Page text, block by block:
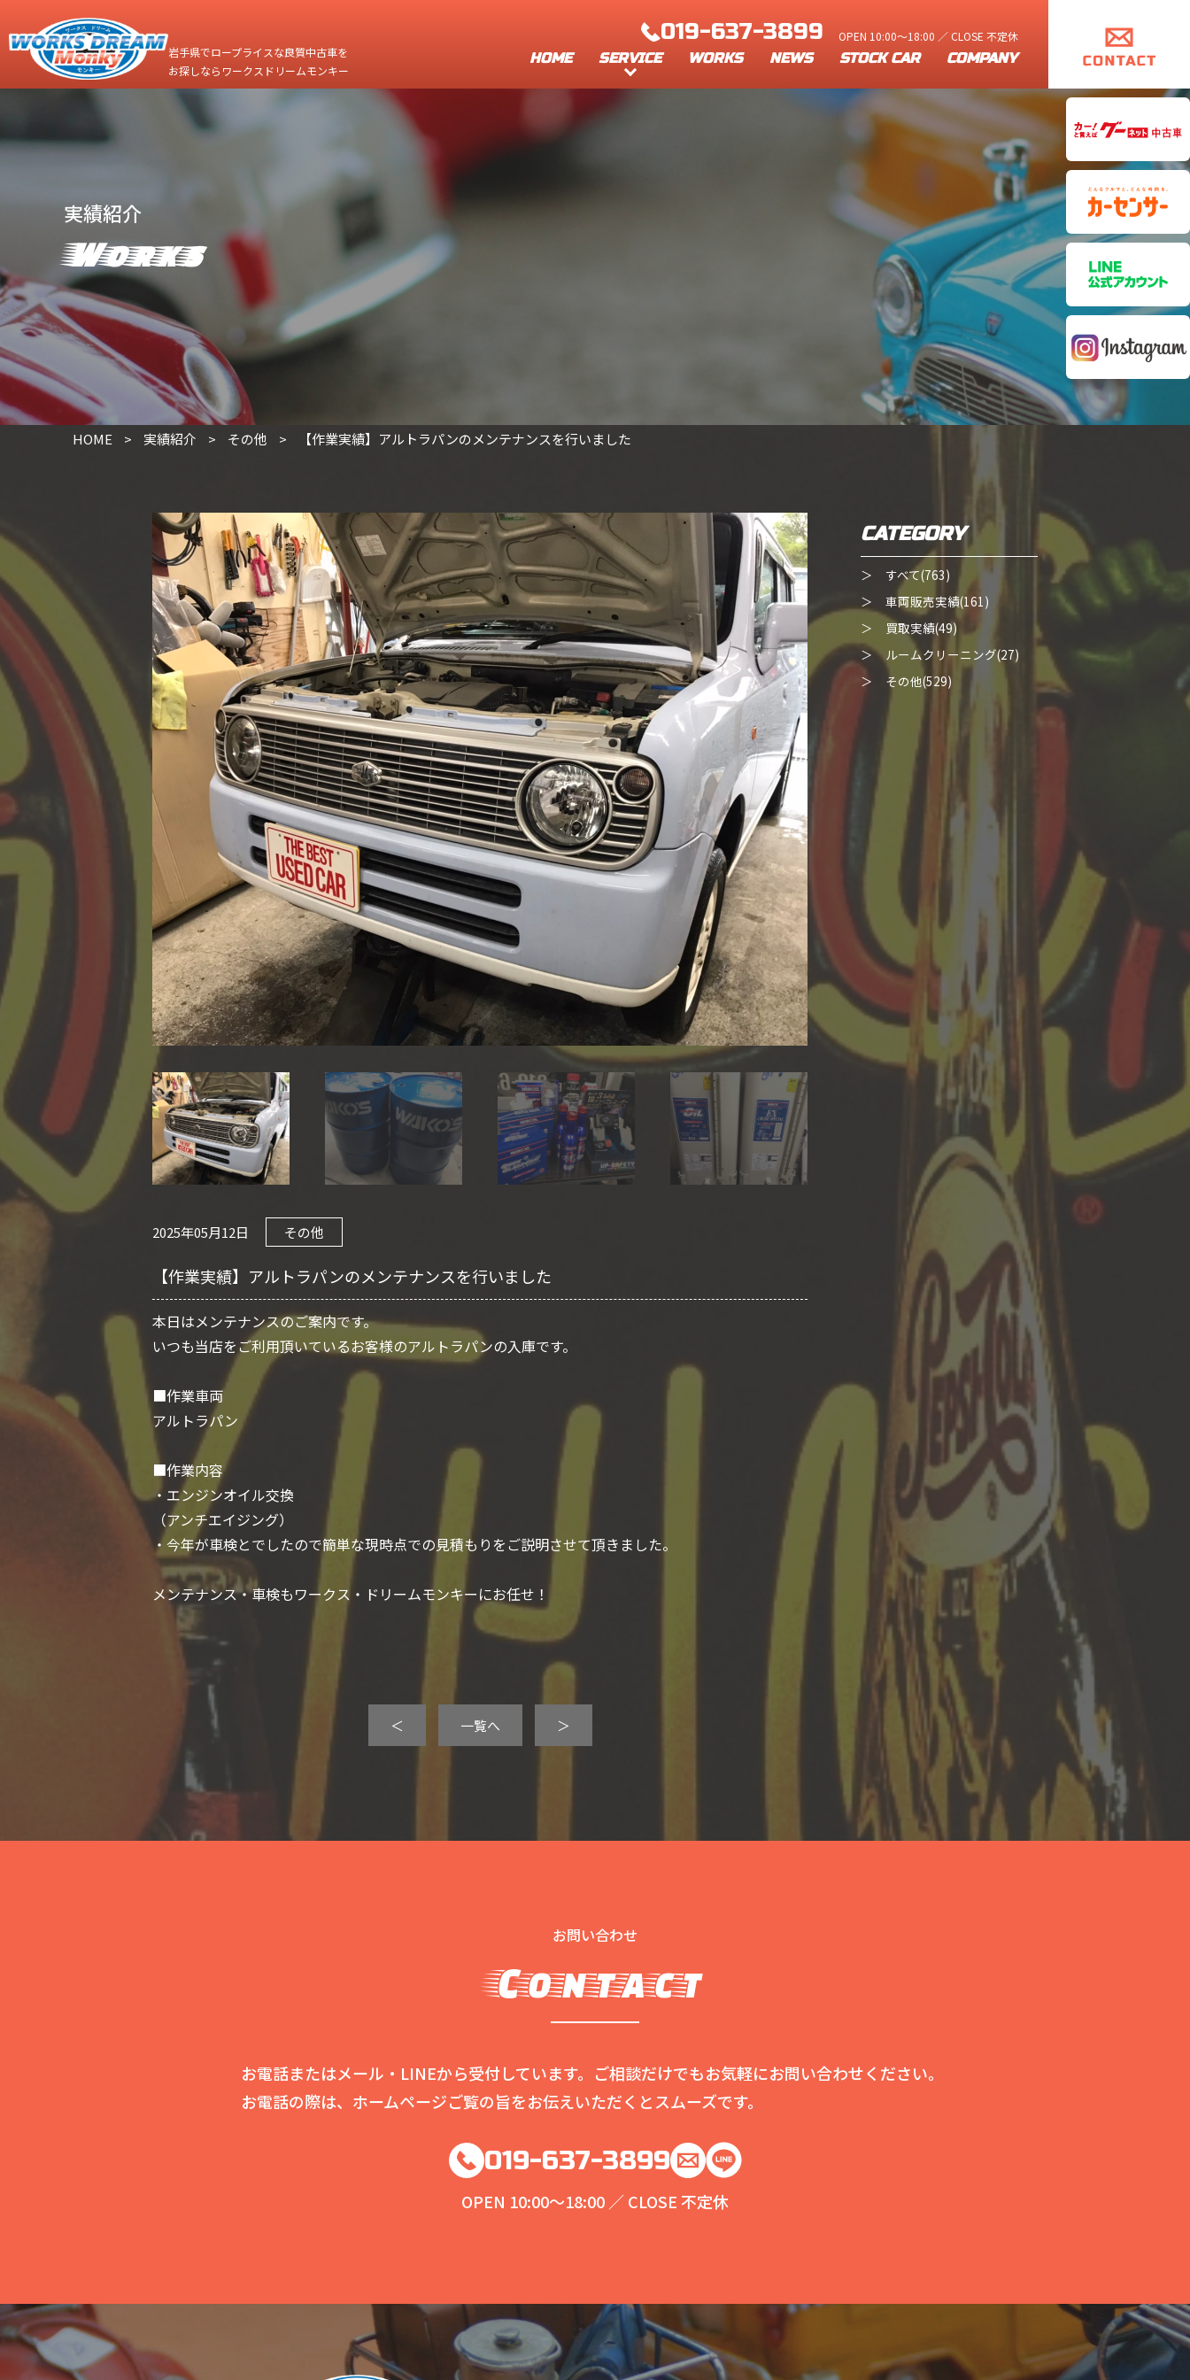
岩手県でロープライスな良質中古車を
お探しならワークスドリームモンキー
019-637-3899 OPEN 10:00～18:00 ／ CLOSE 不定休
HOME SERVICE WORKS NEWS STOCK CAR COMPANY
実績紹介
Works
HOME > 実績紹介 > その他 > 【作業実績】アルトラパンのメンテナンスを行いました
2025年05月12日 その他
【作業実績】アルトラパンのメンテナンスを行いました
本日はメンテナンスのご案内です。
いつも当店をご利用頂いているお客様のアルトラパンの入庫です。
■作業車両
アルトラパン
■作業内容
・エンジンオイル交換
（アンチエイジング）
・今年が車検とでしたので簡単な現時点での見積もりをご説明させて頂きました。
メンテナンス・車検もワークス・ドリームモンキーにお任せ！
＜ 一覧へ ＞
CATEGORY
＞ すべて(763)
＞ 車両販売実績(161)
＞ 買取実績(49)
＞ ルームクリーニング(27)
＞ その他(529)
お問い合わせ
Contact
お電話またはメール・LINEから受付しています。ご相談だけでもお気軽にお問い合わせください。
お電話の際は、ホームページご覧の旨をお伝えいただくとスムーズです。
019-637-3899
OPEN 10:00～18:00 ／ CLOSE 不定休